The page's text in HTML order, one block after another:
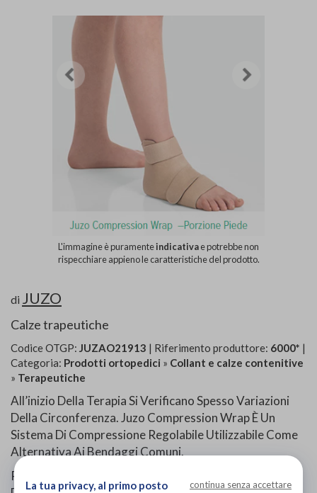
L'immagine è puramenteindicativae potrebbe non
rispecchiare appieno le caratteristiche del prodotto.
di JUZO
Calze trapeutiche
Codice OTGP: JUZAO21913 | Riferimento produttore: 6000* |
Categoria: Prodotti ortopedici » Collant e calze contenitive
» Terapeutiche
All’inizio Della Terapia Si Verificano Spesso Variazioni
Della Circonferenza. Juzo Compression Wrap È Un
Sistema Di Compressione Regolabile Utilizzabile Come
Alternativa Ai Bendaggi Comuni.
Particolarmente Importante È L’igiene Costante
La tua privacy, al primo posto continua senza accettare